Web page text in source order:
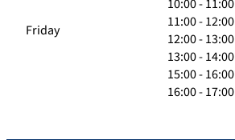
Friday
10:00 - 11:00
11:00 - 12:00
12:00 - 13:00
13:00 - 14:00
15:00 - 16:00
16:00 - 17:00